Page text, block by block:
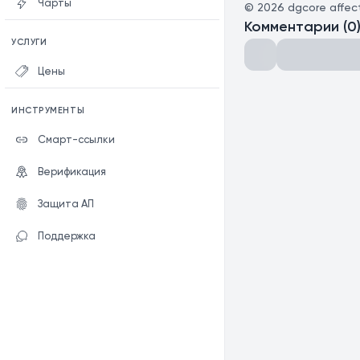
Чарты
УСЛУГИ
Цены
ИНСТРУМЕНТЫ
Смарт-ссылки
Верификация
Защита АП
Поддержка
© 2026 dgcore
Комментарии (0)